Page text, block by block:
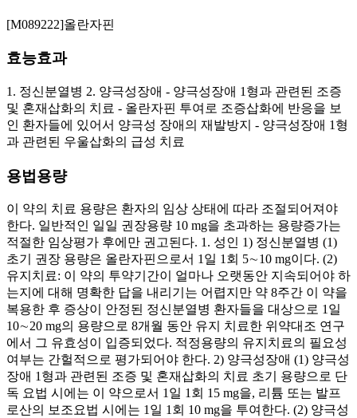
[M089222]올란자핀
효능효과
1. 정신분열병 2. 양극성장애 - 양극성장애 1형과 관련된 조증
및 혼재삽화의 치료 - 올란자핀 투여로 조증삽화에 반응을 보
인 환자들에 있어서 양극성 장애의 재발방지 - 양극성장애 1형
과 관련된 우울삽화의 급성 치료
용법용량
이 약의 치료 용량은 환자의 임상 상태에 따라 조절되어져야
한다. 일반적인 일일 권장용량 10 mg을 초과하는 용량증가는
적절한 임상평가 후에만 권고된다. 1. 성인 1) 정신분열병 (1)
초기 권장 용량은 올란자핀으로서 1일 1회 5∼10 mg이다. (2)
유지치료: 이 약의 투약기간이 얼마나 오랫동안 지속되어야 하
는지에 대해 명확한 답을 내리기는 어렵지만 약 8주간 이 약을
복용한 후 증상이 안정된 정신분열병 환자들을 대상으로 1일
10∼20 mg의 용량으로 8개월 동안 유지 치료한 위약대조 연구
에서 그 유효성이 입증되었다. 적정용량의 유지치료의 필요성
여부는 간헐적으로 평가되어야 한다. 2) 양극성장애 (1) 양극성
장애 1형과 관련된 조증 및 혼재삽화의 치료 초기 용량으로 단
독 요법 시에는 이 약으로서 1일 1회 15 mg을, 리튬 또는 발프
로산의 보조요법 시에는 1일 1회 10 mg을 투여한다. (2) 양극성